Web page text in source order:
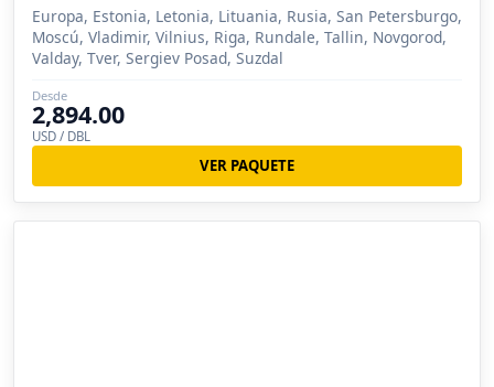
Europa, Estonia, Letonia, Lituania, Rusia, San Petersburgo,
Moscú, Vladimir, Vilnius, Riga, Rundale, Tallin, Novgorod,
Valday, Tver, Sergiev Posad, Suzdal
Desde
2,894.00
USD / DBL
VER PAQUETE